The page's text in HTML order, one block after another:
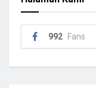
992 Fans